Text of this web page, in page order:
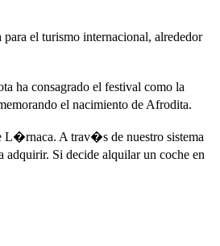
el turismo internacional, alrededor
ha consagrado el festival como la
el nacimiento de Afrodita.
L�rnaca. A trav�s de nuestro sistema
Si decide alquilar un coche en